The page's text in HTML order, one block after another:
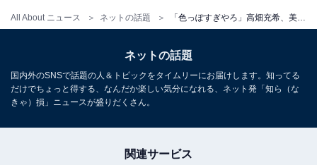
All About ニュース ネットの話題
ネットの話題
国内外のSNSで話題の人＆トピックをタイムリーにお届けします。知ってる
だけでちょっと得する、なんだか楽しい気分になれる、ネット発「知ら（な
きゃ）損」ニュースが盛りだくさん。
関連サービス